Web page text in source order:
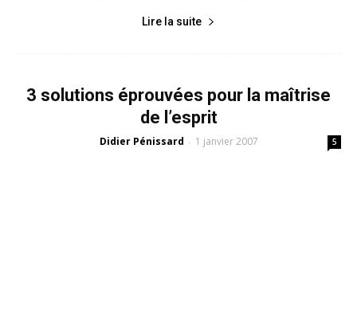
Lire la suite
3 solutions éprouvées pour la maîtrise
de l’esprit
Didier Pénissard - 1 janvier 2007 5